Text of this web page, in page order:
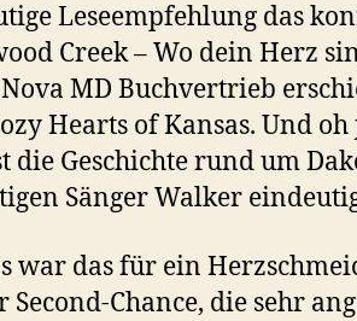
Leseempfehlung das
Creek – Wo dein Herz
Nova MD Buchvertrieb
Hearts of Kansas. Und
die Geschichte rund um
Sänger Walker
war das für ein
Chance, die sehr